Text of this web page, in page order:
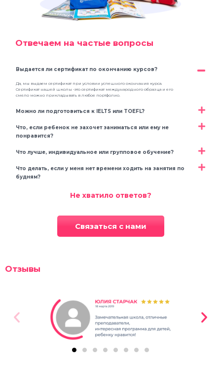
Отвечаем на частые вопросы
Выдается ли сертификат по окончанию курсов?
Да, мы выдаем сертификат при условии успешного окончания курса.
Сертификат нашей школы -это сертификат международного образца и его
смело можно прикладывать в любое портфолио.
Можно ли подготовиться к IELTS или TOEFL?
Что, если ребенок не захочет заниматься или ему не
понравится?
Что лучше, индивидуальное или групповое обучение?
Что делать, если у меня нет времени ходить на занятия по
будням?
Не хватило ответов?
Связаться с нами
Отзывы